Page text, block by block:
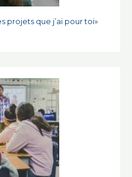
projets que j’ai pour toi»